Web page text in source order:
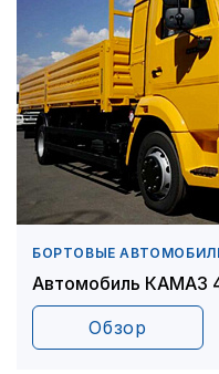
БОРТОВЫЕ
Автомобиль КАМАЗ
Обзор